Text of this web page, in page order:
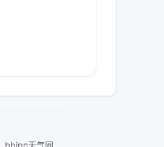
bbjpn天气网